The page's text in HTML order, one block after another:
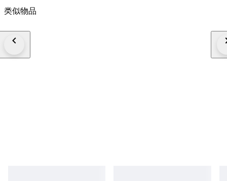
类似物品